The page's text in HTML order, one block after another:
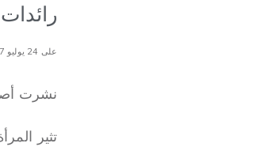
على 24 يوليو 2017
نشرت
تثير